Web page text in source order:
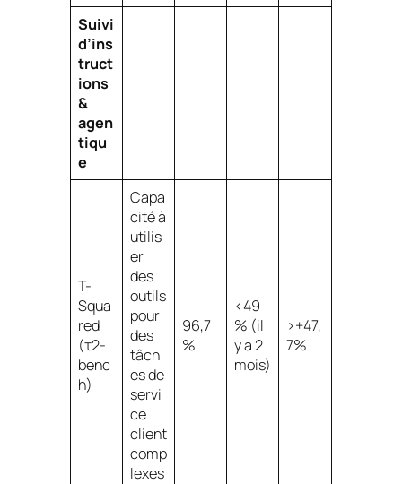
Suivi
d’ins
truct
ions
&
agen
tiqu
e
T-
Squa
red
(τ2-
benc
h)
Capa
cité à
utilis
er
des
outils
pour
des
tâch
es de
servi
ce
client
comp
lexes
96,7
%
<49
% (il
y a 2
mois)
>+47,
7%